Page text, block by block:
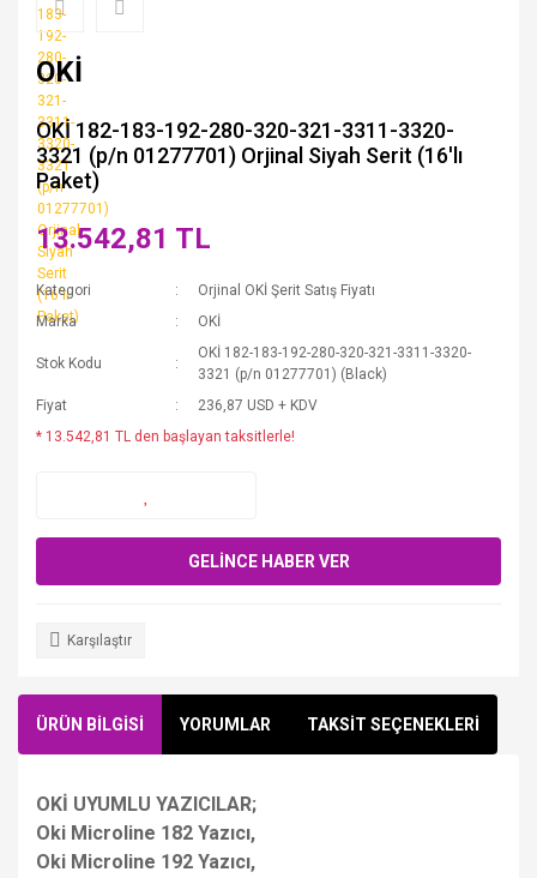
OKİ
OKİ 182-183-192-280-320-321-3311-3320-
3321 (p/n 01277701) Orjinal Siyah Serit (16'lı
Paket)
13.542,81 TL
Kategori
Orjinal OKİ Şerit Satış Fiyatı
Marka
OKİ
Stok Kodu
OKİ 182-183-192-280-320-321-3311-3320-
3321 (p/n 01277701) (Black)
Fiyat
236,87 USD + KDV
* 13.542,81 TL den başlayan taksitlerle!
GELİNCE HABER VER
Karşılaştır
ÜRÜN BİLGİSİ YORUMLAR TAKSİT SEÇENEKLERİ
OKİ UYUMLU YAZICILAR;
Oki Microline 182 Yazıcı,
Oki Microline 192 Yazıcı,